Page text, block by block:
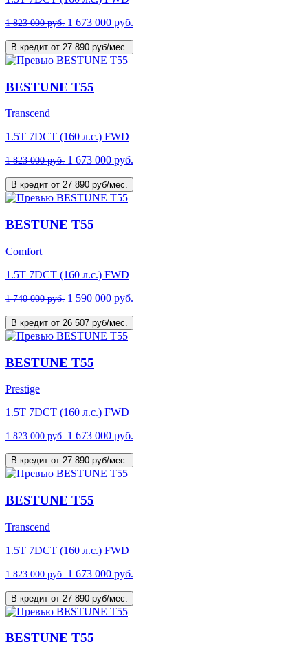
1 823 000 руб. 1 673 000 руб.
В кредит от 27 890 руб/мес.
BESTUNE T55
Transcend
1.5T 7DCT (160 л.с.) FWD
1 823 000 руб. 1 673 000 руб.
В кредит от 27 890 руб/мес.
BESTUNE T55
Comfort
1.5T 7DCT (160 л.с.) FWD
1 740 000 руб. 1 590 000 руб.
В кредит от 26 507 руб/мес.
BESTUNE T55
Prestige
1.5T 7DCT (160 л.с.) FWD
1 823 000 руб. 1 673 000 руб.
В кредит от 27 890 руб/мес.
BESTUNE T55
Transcend
1.5T 7DCT (160 л.с.) FWD
1 823 000 руб. 1 673 000 руб.
В кредит от 27 890 руб/мес.
BESTUNE T55